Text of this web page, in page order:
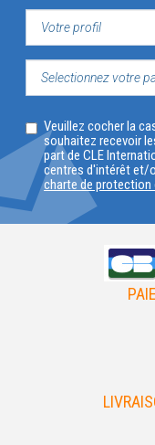
VOTRE
PROFIL
VOTRE
PAYS
Veuillez cocher la
souhaitez recevoir
part de CLE
centres d'intérêt et/
charte de protection